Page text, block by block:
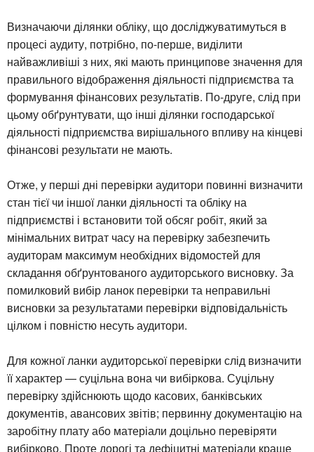
Визначаючи ділянки обліку, що досліджуватимуться в
процесі аудиту, потрібно, по-перше, виділити
найважливіші з них, які мають принципове значення для
правильного відображення діяльності підприємства та
формування фінансових результатів. По-друге, слід при
цьому обґрунтувати, що інші ділянки господарської
діяльності підприємства вирішального впливу на кінцеві
фінансові результати не мають.
Отже, у перші дні перевірки аудитори повинні визначити
стан тієї чи іншої ланки діяльності та обліку на
підприємстві і встановити той обсяг робіт, який за
мінімальних витрат часу на перевірку забезпечить
аудиторам максимум необхідних відомостей для
складання обґрунтованого аудиторського висновку. За
помилковий вибір ланок перевірки та неправильні
висновки за результатами перевірки відповідальність
цілком і повністю несуть аудитори.
Для кожної ланки аудиторської перевірки слід визначити
її характер — суцільна вона чи вибіркова. Суцільну
перевірку здійснюють щодо касових, банківських
документів, авансових звітів; первинну документацію на
заробітну плату або матеріали доцільно перевіряти
вибірково. Проте дорогі та дефіцитні матеріали краще